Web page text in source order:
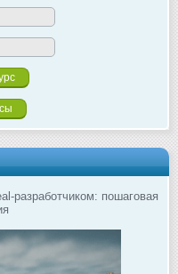
разработчиком: пошаговая